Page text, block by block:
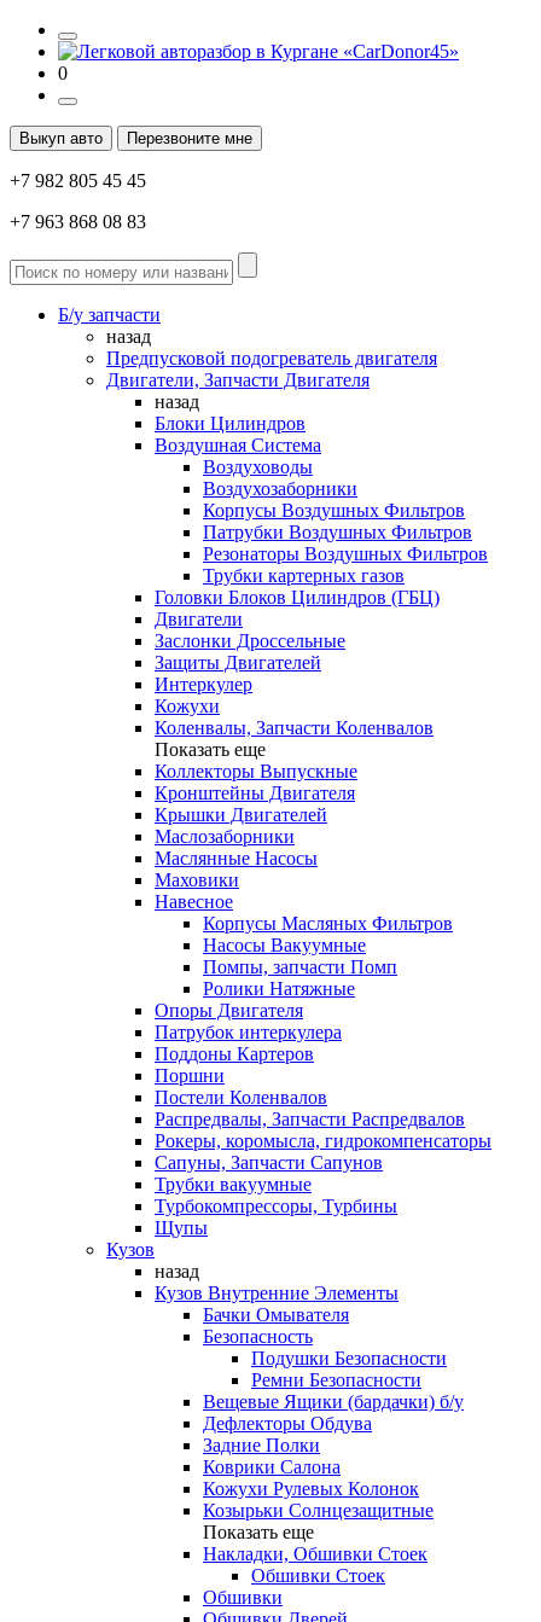
0
Выкуп авто Перезвоните мне
+7 982 805 45 45
+7 963 868 08 83
Б/у запчасти
назад
Предпусковой подогреватель двигателя
Двигатели, Запчасти Двигателя
назад
Блоки Цилиндров
Воздушная Система
Воздуховоды
Воздухозаборники
Корпусы Воздушных Фильтров
Патрубки Воздушных Фильтров
Резонаторы Воздушных Фильтров
Трубки картерных газов
Головки Блоков Цилиндров (ГБЦ)
Двигатели
Заслонки Дроссельные
Защиты Двигателей
Интеркулер
Кожухи
Коленвалы, Запчасти Коленвалов
Показать еще
Коллекторы Выпускные
Кронштейны Двигателя
Крышки Двигателей
Маслозаборники
Маслянные Насосы
Маховики
Навесное
Корпусы Масляных Фильтров
Насосы Вакуумные
Помпы, запчасти Помп
Ролики Натяжные
Опоры Двигателя
Патрубок интеркулера
Поддоны Картеров
Поршни
Постели Коленвалов
Распредвалы, Запчасти Распредвалов
Рокеры, коромысла, гидрокомпенсаторы
Сапуны, Запчасти Сапунов
Трубки вакуумные
Турбокомпрессоры, Турбины
Щупы
Кузов
назад
Кузов Внутренние Элементы
Бачки Омывателя
Безопасность
Подушки Безопасности
Ремни Безопасности
Вещевые Ящики (бардачки) б/у
Дефлекторы Обдува
Задние Полки
Коврики Салона
Кожухи Рулевых Колонок
Козырьки Солнцезащитные
Показать еще
Накладки, Обшивки Стоек
Обшивки Стоек
Обшивки